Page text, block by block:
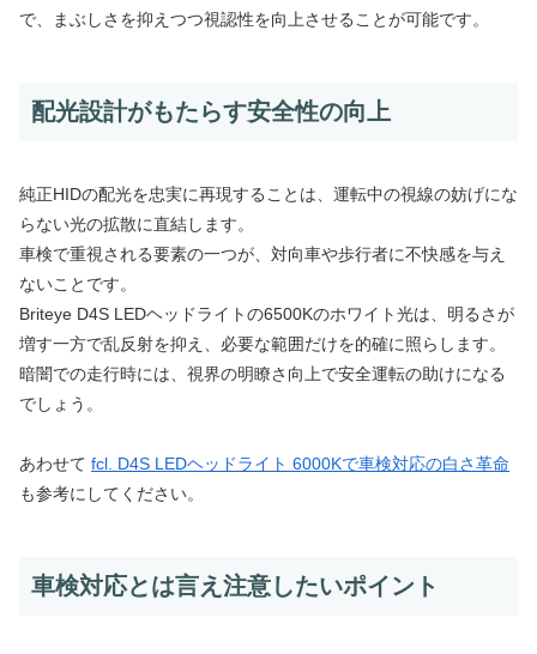
で、まぶしさを抑えつつ視認性を向上させることが可能です。
配光設計がもたらす安全性の向上
純正HIDの配光を忠実に再現することは、運転中の視線の妨げにな
らない光の拡散に直結します。
車検で重視される要素の一つが、対向車や歩行者に不快感を与え
ないことです。
Briteye D4S LEDヘッドライトの6500Kのホワイト光は、明るさが
増す一方で乱反射を抑え、必要な範囲だけを的確に照らします。
暗闇での走行時には、視界の明瞭さ向上で安全運転の助けになる
でしょう。
あわせて fcl. D4S LEDヘッドライト 6000Kで車検対応の白さ革命
も参考にしてください。
車検対応とは言え注意したいポイント